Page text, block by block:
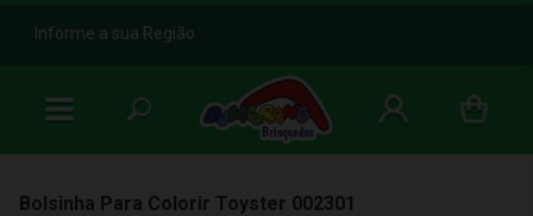
b
Informe a sua Região
Bolsinha Para Colorir Toyster 002301